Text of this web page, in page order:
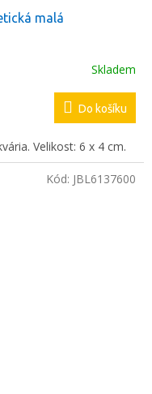
malá
Skladem
Do košíku
Velikost: 6 x 4 cm.
Kód: JBL6137600